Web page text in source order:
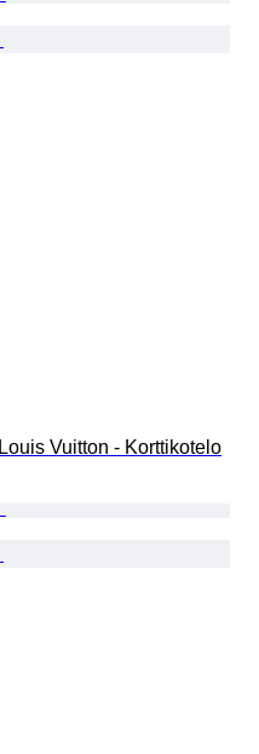
Louis Vuitton - Korttikotelo